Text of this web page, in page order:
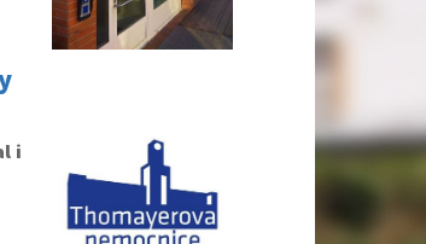
i